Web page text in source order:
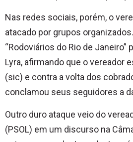
Nas redes sociais, porém, o
atacado por grupos
“Rodoviários do Rio de
Lyra, afirmando que o vereador
(sic) e contra a volta dos
conclamou seus seguidores a
Outro duro ataque veio do
(PSOL) em um discurso na